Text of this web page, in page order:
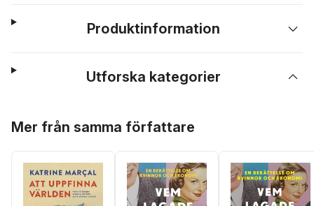
Produktinformation
Utforska kategorier
Mer från samma författare